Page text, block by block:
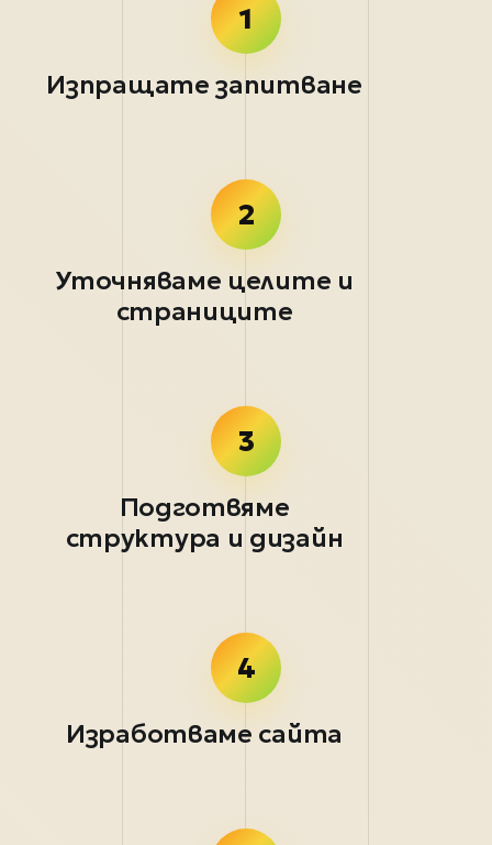
1
Изпращате запитване
2
Уточняваме целите и
страниците
3
Подготвяме
структура и дизайн
4
Изработваме сайта